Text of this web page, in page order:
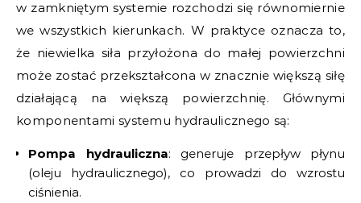
w zamkniętym systemie rozchodzi się równomiernie
we wszystkich kierunkach. W praktyce oznacza to,
że niewielka siła przyłożona do małej powierzchni
może zostać przekształcona w znacznie większą siłę
działającą na większą powierzchnię. Głównymi
komponentami systemu hydraulicznego są:
Pompa hydrauliczna: generuje przepływ płynu
(oleju hydraulicznego), co prowadzi do wzrostu
ciśnienia.